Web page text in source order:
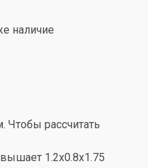
наличие
Чтобы рассчитать
1.2x0.8x1.75